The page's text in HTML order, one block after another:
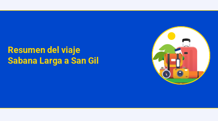
Resumen del viaje
Sabana Larga a San Gil